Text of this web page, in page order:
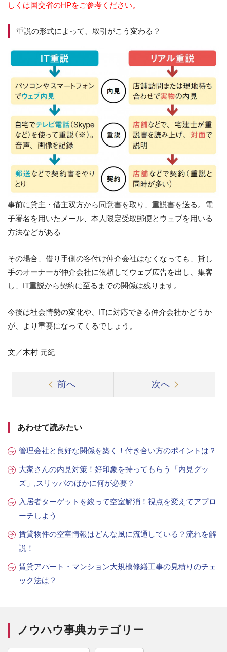
しくは国交省のHPをご参考ください。
重説の形式によって、取引がこう変わる？
事前に貸主・借主双方から同意書を取り、重説書を送る。電
子署名を用いたメール、本人限定受取郵便とウェブを用いる
方法などがある
その場合、借り手側の客付け仲介会社はなくなっても、貸し
手のオーナーが仲介会社に依頼してウェブ広告を出し、集客
し、IT重説から契約に至るまでの関係は残ります。
今後は社会情勢の変化や、ITに対応できる仲介会社かどうか
が、より重要になってくるでしょう。
文／木村 元紀
前へ 次へ
あわせて読みたい
管理会社と良好な関係を築く！付き合い方のポイントは？
大家さんの内見対策！好印象を持ってもらう「内見グッ
ズ」,スリッパのほかに何が必要？
入居者ターゲットを絞って空室解消！視点を変えてアプロ
ーチしよう
賃貸物件の空室情報はどんな風に流通している？流れを解
説！
賃貸アパート・マンション大規模修繕工事の見積りのチェ
ック法は？
ノウハウ事典カテゴリー